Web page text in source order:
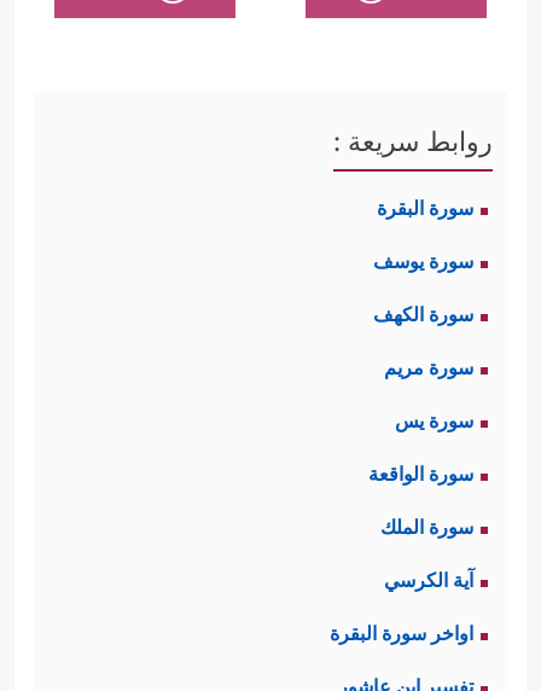
روابط سريعة :
سورة البقرة
سورة يوسف
سورة الكهف
سورة مريم
سورة يس
سورة الواقعة
سورة الملك
آية الكرسي
اواخر سورة البقرة
تفسير ابن عاشور